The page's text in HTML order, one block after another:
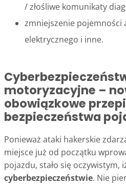
/ złośliwe komunikaty
zmniejszenie
elektrycznego i inne.
motoryzacyjne –
obowiązkowe
bezpieczeństwa
Ponieważ ataki hakerskie
miejsce już od początku
pojazdu, stało się oczywistym,
cyberbezpieczeństwie. Nie